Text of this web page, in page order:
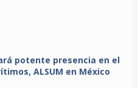
potente presencia en el
ALSUM en México